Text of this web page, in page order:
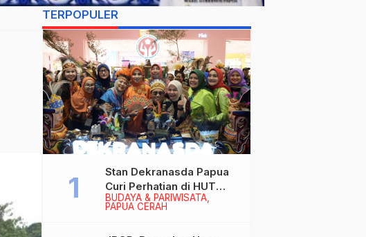
TERPOPULER
BUDAYA & PARIWISATA
PAPUA CERAH
Stan Dekranasda Papua
Curi Perhatian di HUT
Dekranas 2026, Ibu